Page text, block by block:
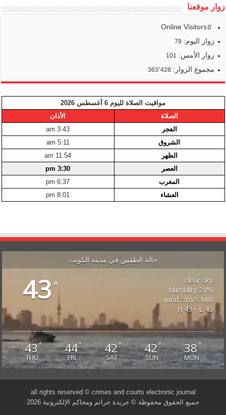
زوار موقعنا
Online Visitors:
0
زوار اليوم: 79
زوار الأمس: 101
مجموع الزوار:363٬428
مواقيت الصلاة لليوم 6 أغسطس 2026
الصلاة
الأذان
الفجر
3:43 am
الشروق
5:11 am
الظهر
11:54 am
العصر
3:30 pm
المغرب
6:37 pm
العشاء
8:01 pm
حالة الطقس في مدينة الكويت
43°
clear sky
21% humidity
wind: 3m/s NW
H 43 • L 43
43°
THU
44°
FRI
42°
SAT
42°
SUN
38°
MON
all rights reserved © crimes and courts electronic journal
جميع الحقوق محفوظة © جريدة جرائم ومحاكم الإلكترونية 2026